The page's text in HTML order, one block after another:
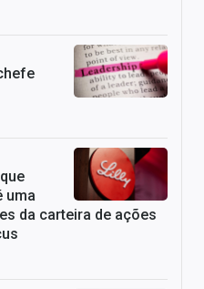
uma
da carteira de ações